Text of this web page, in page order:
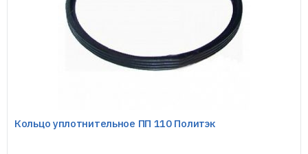
Кольцо уплотнительное ПП 110 Политэк